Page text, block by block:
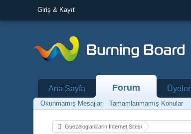
Giriş & Kayıt
Ana Sayfa Forum Üyeler
Okunmamış Mesajlar Tamamlanmamış Konular
Guezeloglanlilarin Internet Sitesi